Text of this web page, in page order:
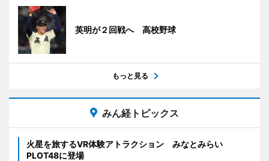
英明が２回戦へ 高校野球
もっと見る
みん経トピックス
火星を旅するVR体験アトラクション みなとみらい
PLOT48に登場